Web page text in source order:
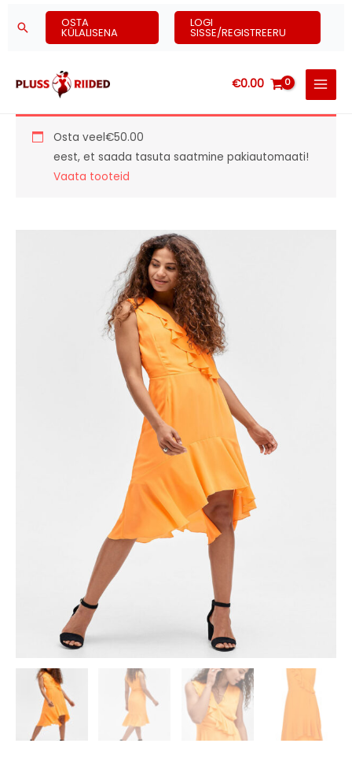
SearchOSTA
KÜLALISENA
LOGI
SISSE/REGISTREERU
€0.00
Osta veel€50.00
eest, et saada tasuta saatmine pakiautomaati!
Vaata tooteid